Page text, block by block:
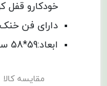
خودکارو قفل
دارای فن
ابعاد:59*58 سانتی متر.
مقایسه کالا